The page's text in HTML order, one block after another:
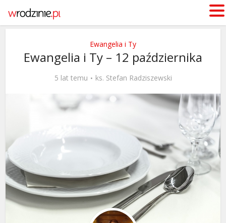
Ewangelia i Ty
Ewangelia i Ty – 12 października
5 lat temu ks. Stefan Radziszewski